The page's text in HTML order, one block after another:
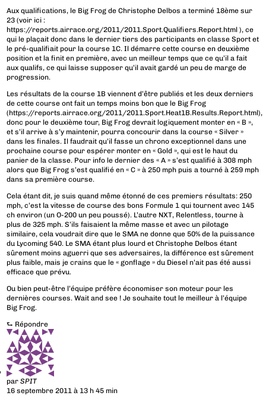
Aux qualifications, le Big Frog de Christophe Delbos a terminé 18ème sur
23 (voir ici :
https://reports.airrace.org/2011/2011.Sport.Qualifiers.Report.html ), ce
qui le plaçait donc dans le dernier tiers des participants en classe Sport et
le pré-qualifiait pour la course 1C. Il démarre cette course en deuxième
position et la finit en première, avec un meilleur temps que ce qu’il a fait
aux qualifs, ce qui laisse supposer qu’il avait gardé un peu de marge de
progression.
Les résultats de la course 1B viennent d’être publiés et les deux derniers
de cette course ont fait un temps moins bon que le Big Frog
(https://reports.airrace.org/2011/2011.Sport.Heat1B.Results.Report.html),
donc pour le deuxième tour, Big Frog devrait logiquement monter en « B »,
et s’il arrive à s’y maintenir, pourra concourir dans la course « Silver »
dans les finales. Il faudrait qu’il fasse un chrono exceptionnel dans une
prochaine course pour espérer monter en « Gold », qui est le haut du
panier de la classe. Pour info le dernier des « A » s’est qualifié à 308 mph
alors que Big Frog s’est qualifié en « C » à 250 mph puis a tourné à 259 mph
dans sa première course.
Cela étant dit, je suis quand même étonné de ces premiers résultats: 250
mph, c’est la vitesse de course des bons Formule 1 qui tournent avec 145
ch environ (un O-200 un peu poussé). L’autre NXT, Relentless, tourne à
plus de 325 mph. S’ils faisaient la même masse et avec un pilotage
similaire, cela voudrait dire que le SMA ne donne que 50% de la puissance
du Lycoming 540. Le SMA étant plus lourd et Christophe Delbos étant
sûrement moins aguerri que ses adversaires, la différence est sûrement
plus faible, mais je crains que le « gonflage » du Diesel n’ait pas été aussi
efficace que prévu.
Ou bien peut-être l’équipe préfère économiser son moteur pour les
dernières courses. Wait and see ! Je souhaite tout le meilleur à l’équipe
Big Frog.
⮑ Répondre
parSPIT
16 septembre 2011 à 13 h 45 min